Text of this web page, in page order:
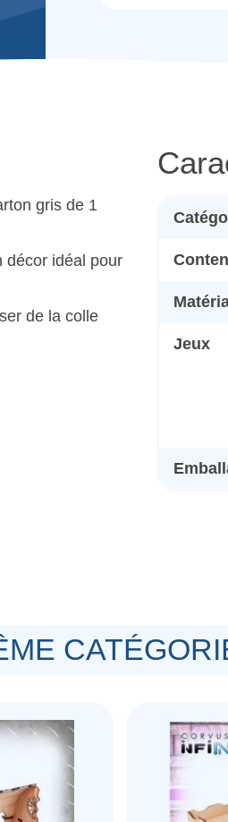
gris de 1
décor idéal pour
de la colle
Jeux